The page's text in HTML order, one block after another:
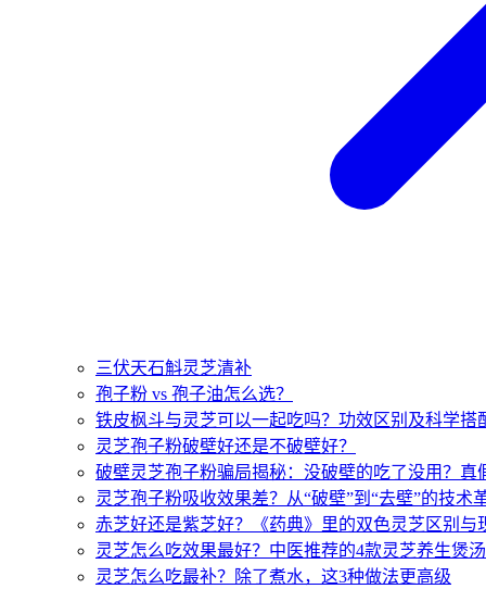
三伏天石斛灵芝清补
孢子粉 vs 孢子油怎么选？
铁皮枫斗与灵芝可以一起吃吗？功效区别及科学搭
灵芝孢子粉破壁好还是不破壁好？
破壁灵芝孢子粉骗局揭秘：没破壁的吃了没用？真
灵芝孢子粉吸收效果差？从“破壁”到“去壁”的技术
赤芝好还是紫芝好？《药典》里的双色灵芝区别与
灵芝怎么吃效果最好？中医推荐的4款灵芝养生煲
灵芝怎么吃最补？除了煮水，这3种做法更高级